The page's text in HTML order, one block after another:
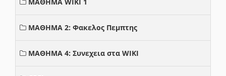
ΜΑΘΗΜΑ 2: Φακελος Πεμπτης
ΜΑΘΗΜΑ 4: Συνεχεια στα WIKI